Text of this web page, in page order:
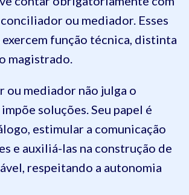
ou mediador. Esses
função técnica, distinta
magistrado.
ou mediador não julga o
soluções. Seu papel é
estimular a comunicação
e auxiliá-las na construção de
respeitando a autonomia